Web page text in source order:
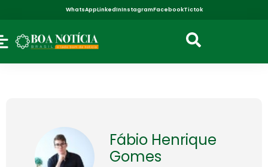
WhatsAppLinkedInInstagramFacebookTictok
Fábio Henrique
Gomes